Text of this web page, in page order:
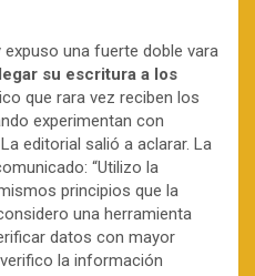
una fuerte doble vara
su escritura a los
que rara vez reciben los
experimentan con
editorial salió a aclarar. La
“Utilizo la
principios que la
una herramienta
datos con mayor
la información